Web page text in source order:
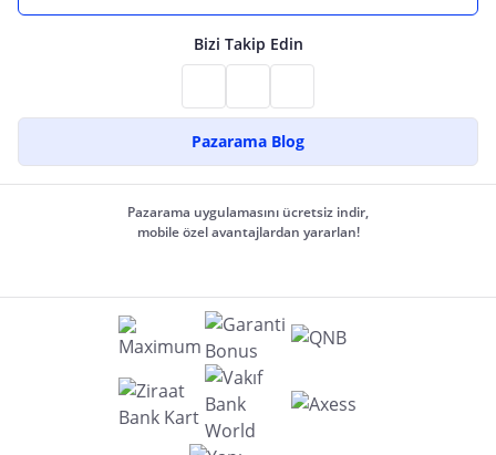
Bizi Takip Edin
Pazarama Blog
Pazarama uygulamasını ücretsiz indir,
mobile özel avantajlardan yararlan!